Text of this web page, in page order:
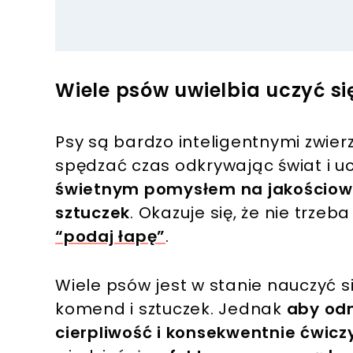
Wiele psów uwielbia uczyć
Psy są bardzo inteligentnymi
spędzać czas odkrywając świat i
świetnym pomysłem na
sztuczek. Okazuje się, że nie
“podaj łapę”.
Wiele psów jest w stanie nauczyć
komend i sztuczek. Jednak aby
cierpliwość i konsekwentnie